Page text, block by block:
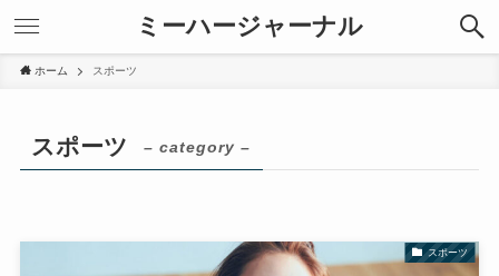
ミーハージャーナル
ホーム スポーツ
スポーツ – category –
スポーツ